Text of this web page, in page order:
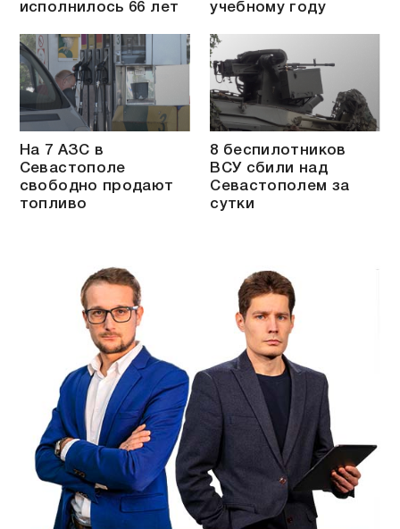
исполнилось 66 лет
учебному году
На 7 АЗС в
Севастополе
свободно продают
топливо
8 беспилотников
ВСУ сбили над
Севастополем за
сутки